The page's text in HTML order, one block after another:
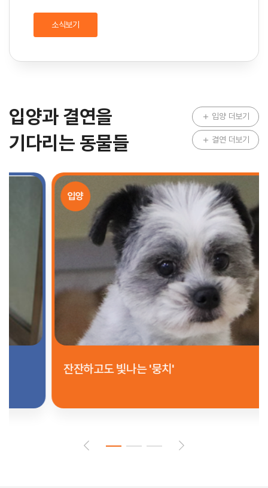
소식보기
입양과 결연을
기다리는 동물들
add 입양 더보기
add 결연 더보기
잔잔하고도 빛나는 '뭉치'